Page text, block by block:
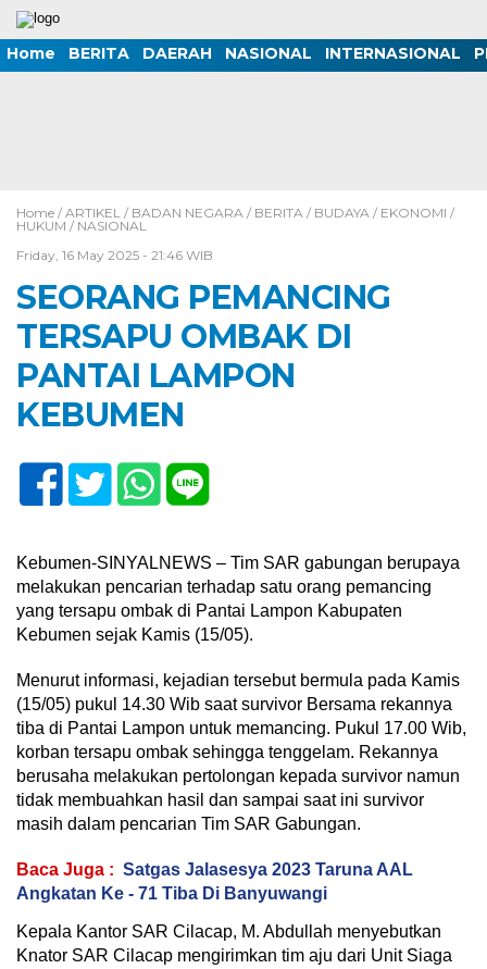
Home BERITA DAERAH NASIONAL INTERNASIONAL
Home / ARTIKEL / BADAN NEGARA / BERITA / BUDAYA / EKONOMI /
HUKUM / NASIONAL
Friday, 16 May 2025 - 21:46 WIB
SEORANG PEMANCING
TERSAPU OMBAK DI
PANTAI LAMPON
KEBUMEN
Kebumen-SINYALNEWS – Tim SAR gabungan berupaya
melakukan pencarian terhadap satu orang pemancing
yang tersapu ombak di Pantai Lampon Kabupaten
Kebumen sejak Kamis (15/05).
Menurut informasi, kejadian tersebut bermula pada Kamis
(15/05) pukul 14.30 Wib saat survivor Bersama rekannya
tiba di Pantai Lampon untuk memancing. Pukul 17.00 Wib,
korban tersapu ombak sehingga tenggelam. Rekannya
berusaha melakukan pertolongan kepada survivor namun
tidak membuahkan hasil dan sampai saat ini survivor
masih dalam pencarian Tim SAR Gabungan.
Baca Juga : Satgas Jalasesya 2023 Taruna AAL
Angkatan Ke - 71 Tiba Di Banyuwangi
Kepala Kantor SAR Cilacap, M. Abdullah menyebutkan
Knator SAR Cilacap mengirimkan tim aju dari Unit Siaga